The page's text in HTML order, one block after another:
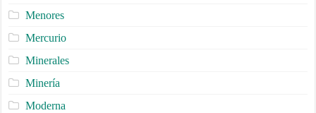
Menores
Mercurio
Minerales
Minería
Moderna